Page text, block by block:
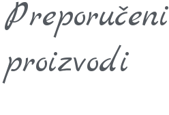
Preporučeni
proizvodi